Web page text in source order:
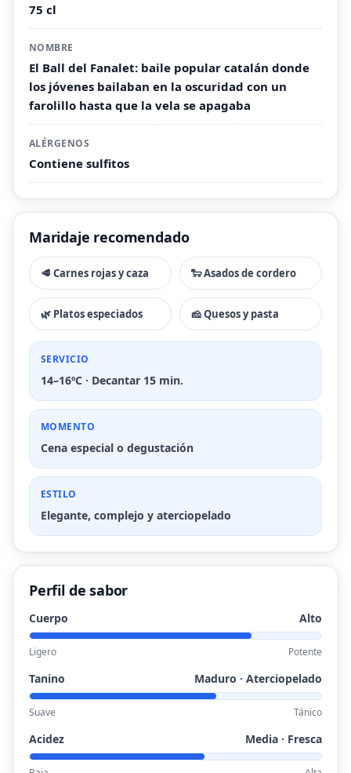
75 cl
NOMBRE
El Ball del Fanalet: baile popular catalán donde
los jóvenes bailaban en la oscuridad con un
farolillo hasta que la vela se apagaba
ALÉRGENOS
Contiene sulfitos
Maridaje recomendado
🥩 Carnes rojas y caza 🐑 Asados de cordero
🌿 Platos especiados 🧀 Quesos y pasta
SERVICIO
14–16ºC · Decantar 15 min.
MOMENTO
Cena especial o degustación
ESTILO
Elegante, complejo y aterciopelado
Perfil de sabor
Cuerpo Alto
Ligero Potente
Tanino Maduro · Aterciopelado
Suave Tánico
Acidez Media · Fresca